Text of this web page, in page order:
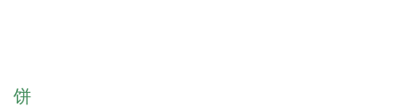
饼